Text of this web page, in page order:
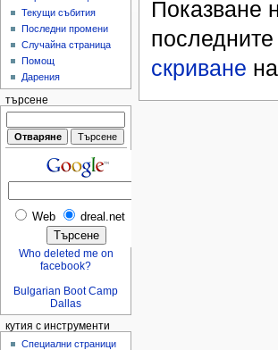
Показване
последните
скриване
Текущи събития
Последни промени
Случайна страница
Помощ
Дарения
търсене
Web dreal.net
Who deleted me on
facebook?
Bulgarian Boot Camp
Dallas
кутия с инструменти
Специални страници